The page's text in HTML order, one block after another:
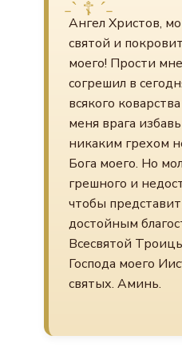
Ангел Христов,
святой и
моего! Прости
согрешил в
всякого
меня врага
никаким грехом
Бога моего. Но
грешного и
чтобы
достойным
Всесвятой
Господа моего
святых. Аминь.